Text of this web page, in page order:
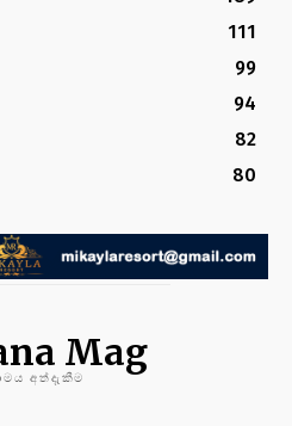
111
99
94
82
80
Mag
අත්දැකීම